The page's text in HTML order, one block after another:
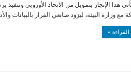
مع وزارة البيئة، ليزود صانعي القرار بالبيانات
»